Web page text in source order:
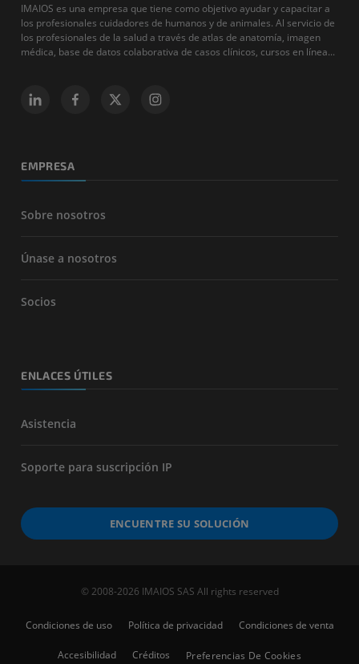
IMAIOS es una empresa que tiene como objetivo ayudar y capacitar a
los profesionales cuidadores de humanos y de animales. Al servicio de
los profesionales de la salud a través de atlas de anatomía, imagen
médica, base de datos colaborativa de casos clínicos, cursos en línea...
EMPRESA
Sobre nosotros
Únase a nosotros
Socios
ENLACES ÚTILES
Asistencia
Soporte para suscripción IP
ENCUENTRE SU SOLUCIÓN
© 2008-2026 IMAIOS SAS All rights reserved
Condiciones de uso Política de privacidad Condiciones de venta
Accesibilidad Créditos Preferencias De Cookies